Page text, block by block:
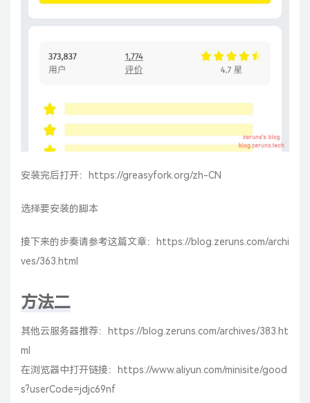
安装完后打开： https://greasyfork.org/zh-CN
选择要安装的脚本
接下来的步奏请参考这篇文章：
https://blog.zeruns.com/archi
ves/363.html
方法二
其他云服务器推荐：
https://blog.zeruns.com/archives/383.ht
ml
在浏览器中打开链接：
https://www.aliyun.com/minisite/good
s?userCode=jdjc69nf